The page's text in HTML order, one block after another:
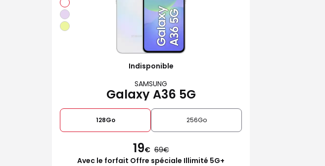
Indisponible
SAMSUNG
Galaxy A36 5G
128Go 256Go
19€ 69
Avec le forfait Offre spéciale Illimité 5G+